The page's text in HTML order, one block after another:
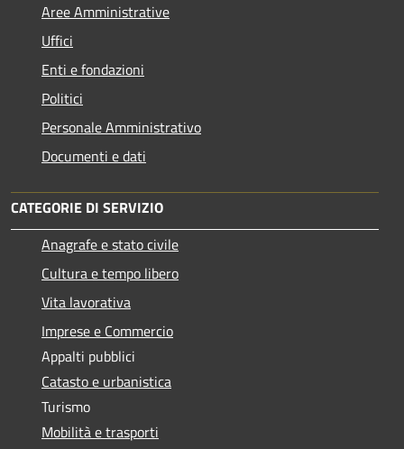
Aree Amministrative
Uffici
Enti e fondazioni
Politici
Personale Amministrativo
Documenti e dati
CATEGORIE DI SERVIZIO
Anagrafe e stato civile
Cultura e tempo libero
Vita lavorativa
Imprese e Commercio
Appalti pubblici
Catasto e urbanistica
Turismo
Mobilità e trasporti